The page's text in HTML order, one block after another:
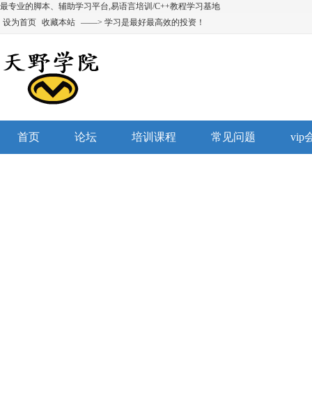
最专业的脚本、辅助学习平台,易语言培训/C++教程学习基地
设为首页 收藏本站 ——> 学习是最好最高效的投资！
首页 论坛 培训课程 常见问题 vip